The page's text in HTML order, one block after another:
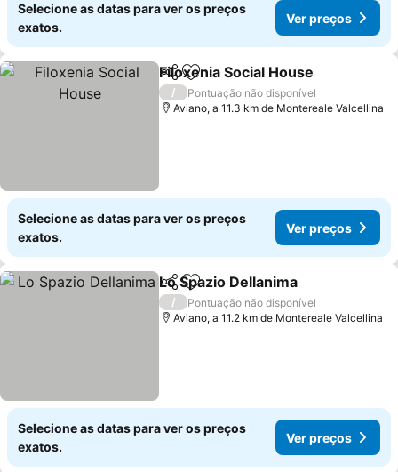
Selecione as datas para ver os preços
exatos.
Ver preços
PartilharAdicionar aos favoritos
Filoxenia Social House
/
Pontuação não disponível
Aviano, a 11.3 km de Montereale Valcellina
Selecione as datas para ver os preços
exatos.
Ver preços
PartilharAdicionar aos favoritos
Lo Spazio Dellanima
/
Pontuação não disponível
Aviano, a 11.2 km de Montereale Valcellina
Selecione as datas para ver os preços
exatos.
Ver preços